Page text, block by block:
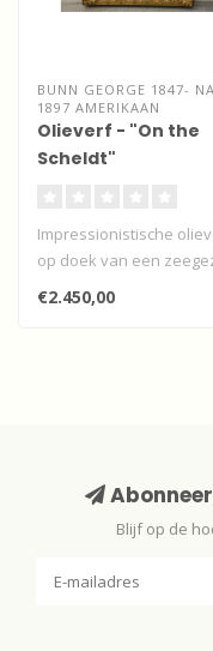
BUNN GEORGE 1847- NA
1897 AMERIKAAN
Olieverf - "On the
Scheldt"
Impressionistische
op doek van een
op de Schelde richting
€2.450,00
Blijf op de